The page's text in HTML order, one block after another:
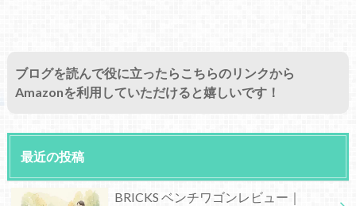
ブログを読んで役に立ったらこちらのリンクから
Amazonを利用していただけると嬉しいです！
最近の投稿
BRICKS ベンチワゴンレビュー｜